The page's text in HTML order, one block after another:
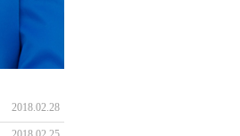
2018.02.28